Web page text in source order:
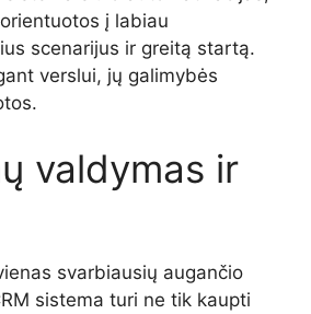
į labiau
scenarijus ir greitą startą.
verslui, jų galimybės
valdymas ir
svarbiausių augančio
sistema turi ne tik kaupti